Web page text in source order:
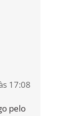
17:08
pelo